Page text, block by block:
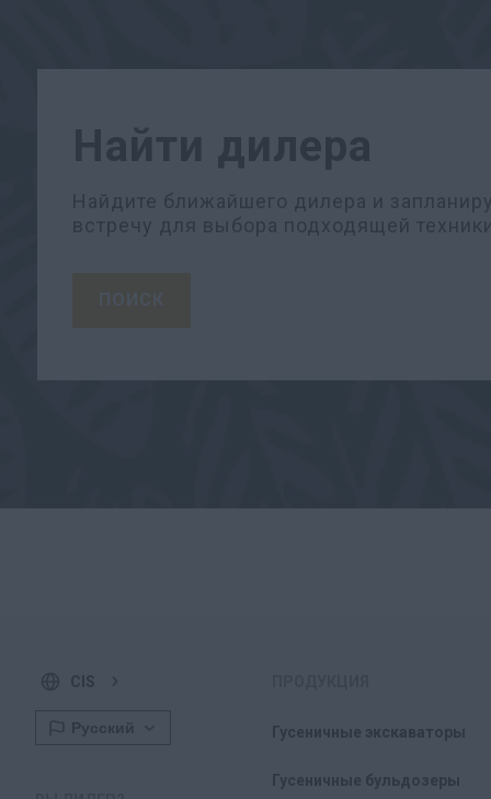
Найти дилера
Найдите ближайшего дилера и
встречу для выбора подходящей
CIS
Гусеничные экскаваторы
Гусеничные бульдозеры